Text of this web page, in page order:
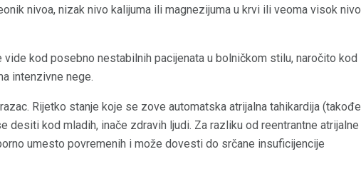
nivoa, nizak nivo kalijuma ili magnezijuma u krvi ili veoma visok nivo
kod posebno nestabilnih pacijenata u bolničkom stilu, naročito kod
intenzivne nege.
Rijetko stanje koje se zove automatska atrijalna tahikardija (takođe
desiti kod mladih, inače zdravih ljudi. Za razliku od reentrantne atrijalne
umesto povremenih i može dovesti do srčane insuficijencije